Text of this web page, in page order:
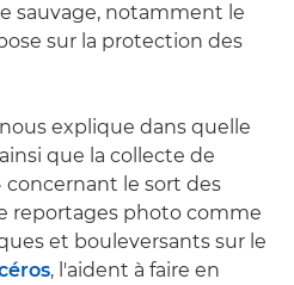
sauvage, notamment le
sur la protection des
explique dans quelle
que la collecte de
concernant le sort des
reportages photo comme
et bouleversants sur le
, l'aident à faire en